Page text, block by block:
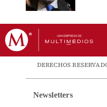
DERECHOS
Newsletters